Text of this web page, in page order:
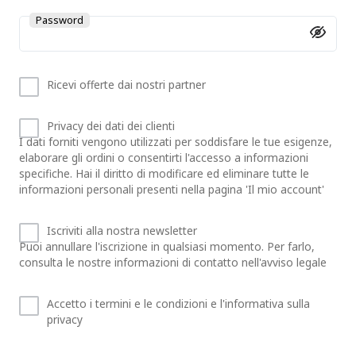
Password
Ricevi offerte dai nostri partner
Privacy dei dati dei clienti
I dati forniti vengono utilizzati per soddisfare le tue esigenze,
elaborare gli ordini o consentirti l'accesso a informazioni
specifiche. Hai il diritto di modificare ed eliminare tutte le
informazioni personali presenti nella pagina 'Il mio account'
Iscriviti alla nostra newsletter
Puoi annullare l'iscrizione in qualsiasi momento. Per farlo,
consulta le nostre informazioni di contatto nell'avviso legale
Accetto i termini e le condizioni e l'informativa sulla
privacy